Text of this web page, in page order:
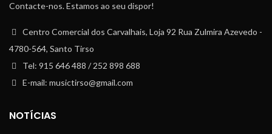
Contacte-nos. Estamos ao seu dispor!
Centro Comercial dos Carvalhais, Loja 92 Rua Zulmira Azevedo -
4780-564, Santo Tirso
Tel: 915 646 488 / 252 898 688
E-mail: musictirso@gmail.com
NOTÍCIAS